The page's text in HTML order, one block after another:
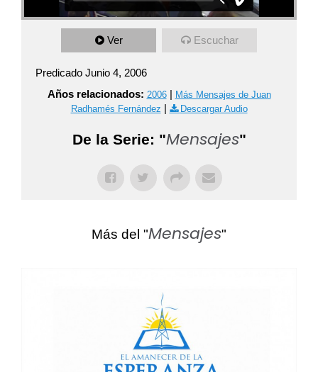
Ver Escuchar
Predicado Junio 4, 2006
Años relacionados: 2006| Más Mensajes de Juan
Radhamés Fernández | Descargar Audio
De la Serie: "Mensajes"
Más del "Mensajes"